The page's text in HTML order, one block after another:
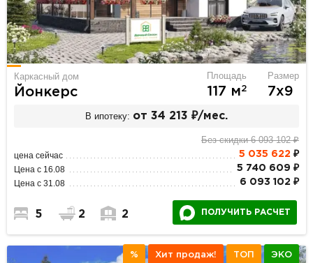
Каркасный дом
Йонкерс
Площадь
117 м2
Размер
7х9
В ипотеку: от 34 213 ₽/мес.
Без скидки 6 093 102 ₽
цена сейчас 5 035 622 ₽
Цена с 16.08 5 740 609 ₽
Цена с 31.08 6 093 102 ₽
5 2 2 ПОЛУЧИТЬ РАСЧЕТ
% Хит продаж! ТОП ЭКО